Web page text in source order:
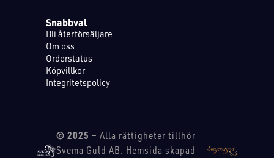
Snabbval
Bli återförsäljare
Om oss
Orderstatus
Köpvillkor
Integritetspolicy
© 2025 – Alla rättigheter tillhör
Svema Guld AB. Hemsida skapad